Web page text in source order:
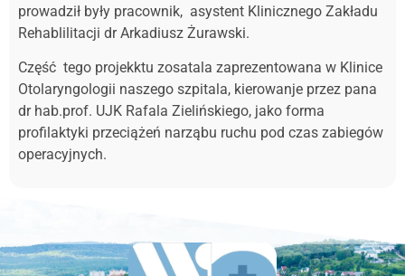
prowadził były pracownik, asystent Klinicznego Zakładu
Rehablilitacji dr Arkadiusz Żurawski.
Część tego projekktu zosatala zaprezentowana w Klinice
Otolaryngologii naszego szpitala, kierowanje przez pana
dr hab.prof. UJK Rafala Zielińskiego, jako forma
profilaktyki przeciążeń narząbu ruchu pod czas zabiegów
operacyjnych.